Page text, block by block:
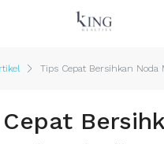
Tips Cepat Bersihkan Noda